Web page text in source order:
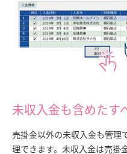
未収入金も含めたす
売掛金以外の未収入金も管理
理できます。未収入金は売掛